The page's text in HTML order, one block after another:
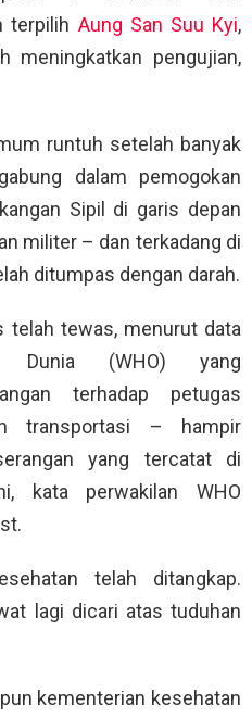
terpilih Aung San Suu Kyi,
meningkatkan pengujian,
runtuh setelah banyak
dalam pemogokan
Sipil di garis depan
militer – dan terkadang di
ditumpas dengan darah.
telah tewas, menurut data
Dunia (WHO) yang
terhadap petugas
transportasi – hampir
yang tercatat di
kata perwakilan WHO
telah ditangkap.
lagi dicari atas tuduhan
kementerian kesehatan